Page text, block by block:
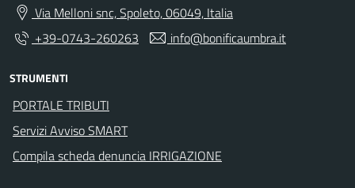
Via Melloni snc, Spoleto, 06049, Italia
+39-0743-260263
info@bonificaumbra.it
STRUMENTI
PORTALE TRIBUTI
Servizi Avviso SMART
Compila scheda denuncia IRRIGAZIONE